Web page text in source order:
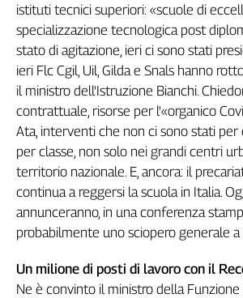
istituti tecnici superiori: «scuole di
specializzazione tecnologica post
stato di agitazione, ieri ci sono stati
ieri Flc Cgil, Uil, Gilda e Snals hanno
il ministro dell'Istruzione Bianchi.
contrattuale, risorse per l'«organico
Ata, interventi che non ci sono stati per
per classe, non solo nei grandi centri
territorio nazionale. E, ancora: il
continua a reggersi la scuola in Italia.
annunceranno, in una conferenza
probabilmente uno sciopero generale a
Un milione di posti di lavoro con il
Ne è convinto il ministro della Funzione